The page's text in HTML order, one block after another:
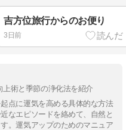
吉方位旅行からのお便り
3日前
上術と季節の浄化法を紹介
点に運気を高める具体的な方法
なエピソードを絡めて、自然と
。運気アップのためのマニュア